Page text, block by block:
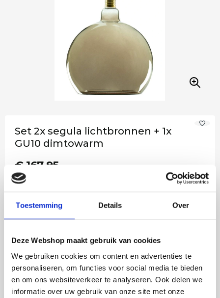
Toestemming Details Over
Deze Webshop maakt gebruik van cookies
We gebruiken cookies om content en advertenties te
personaliseren, om functies voor social media te bieden
en om ons websiteverkeer te analyseren. Ook delen we
informatie over uw gebruik van onze site met onze
Set 2x segula lichtbronnen + 1x
GU10 dimtowarm
€ 167,95
Op werkdagen voor 14:00 uur
Ook in onze winkel in Emmen te bezichtigen
Voor 14:00 besteld, vandaag verstuurd!